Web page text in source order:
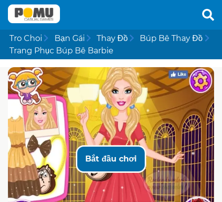
Tro Choi Bạn Gái Thay Đồ
Búp Bê Thay Đồ
Trang Phục Búp Bê Barbie
Bắt đầu chơi